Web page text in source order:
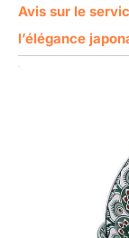
Avis sur le
l’élégance